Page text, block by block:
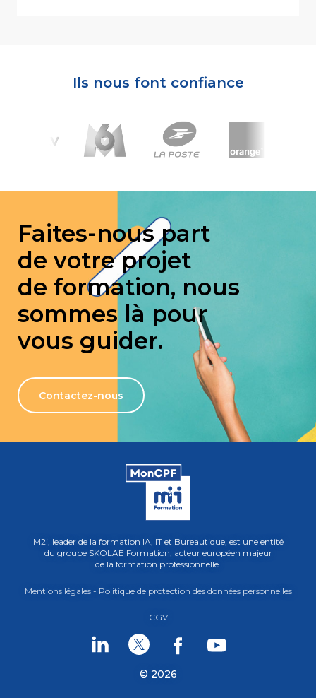
Ils nous font confiance
Faites-nous part
de votre projet
de formation, nous
sommes là pour
vous guider.
Contactez-nous
M2i, leader de la formation IA, IT et Bureautique, est une entité
du groupe SKOLAE Formation, acteur européen majeur
de la formation professionnelle.
Mentions légales - Politique de protection des données personnelles
CGV
Facebook Youtube
© 2026